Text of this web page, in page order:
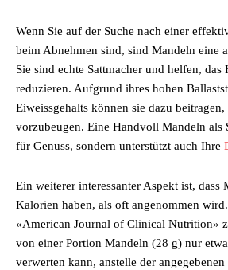
Wenn Sie auf der Suche nach einer
beim Abnehmen sind, sind Mandeln eine
Sie sind echte Sattmacher und helfen, das
reduzieren. Aufgrund ihres hohen
Eiweissgehalts können sie dazu
vorzubeugen. Eine Handvoll Mandeln als
für Genuss, sondern unterstützt auch Ihre
Ein weiterer interessanter Aspekt ist, dass
Kalorien haben, als oft angenommen
«American Journal of Clinical Nutrition»
von einer Portion Mandeln (28 g) nur
verwerten kann, anstelle der